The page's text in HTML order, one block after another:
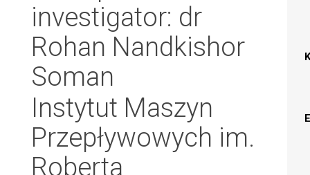
investigator: dr
Rohan Nandkishor
Soman
Instytut Maszyn
Przepływowych im.
Roberta